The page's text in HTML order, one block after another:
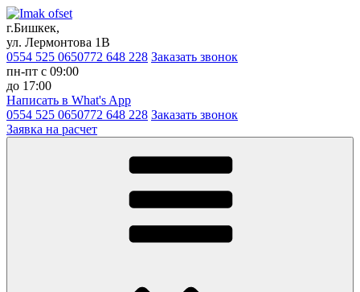
г.Бишкек,
ул. Лермонтова 1В
0554 525 0650772 648 228 Заказать звонок
пн-пт с 09:00
до 17:00
Написать в What's App
0554 525 0650772 648 228 Заказать звонок
Заявка на расчет